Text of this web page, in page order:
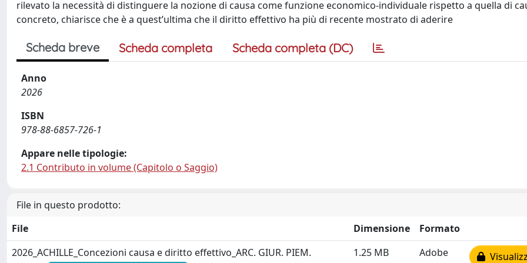
rilevato la necessità di distinguere la nozione di causa come funzione economico-individuale rispetto a quella di
concreto, chiarisce che è a quest’ultima che il diritto effettivo ha più di recente mostrato di aderire
Scheda breve Scheda completa Scheda completa (DC)
Anno
2026
ISBN
978-88-6857-726-1
Appare nelle tipologie:
2.1 Contributo in volume (Capitolo o Saggio)
File in questo prodotto:
File
Dimensione
Formato
2026_ACHILLE_Concezioni causa e diritto effettivo_ARC. GIUR. PIEM.
1.25 MB
Adobe